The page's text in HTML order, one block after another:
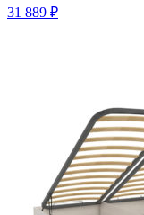
31 889 ₽